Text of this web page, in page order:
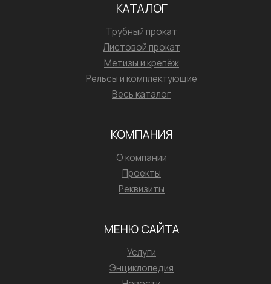
КАТАЛОГ
Трубный прокат
Листовой прокат
Метизы и крепёж
Рельсы и комплектующие
Весь каталог
КОМПАНИЯ
О компании
Проекты
Реквизиты
МЕНЮ САЙТА
Услуги
Энциклопедия